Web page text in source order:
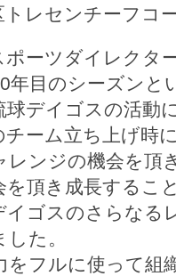
トレセンチーフコ
ポーツダイレクタ
年目のシーズン
球デイゴスの活動
チーム立ち上げ時
レンジの機会を頂
を頂き成長するこ
イゴスのさらなる
た。
をフルに使って組